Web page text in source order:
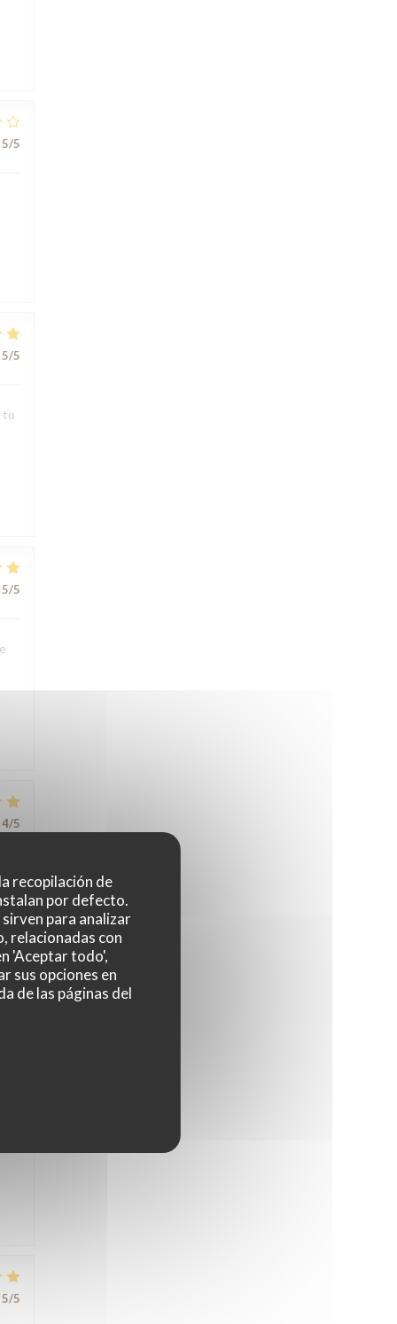
recopilación de
por defecto.
para analizar
relacionadas con
'Aceptar todo',
sus opciones en
de las páginas del
5/5
5/5
to
5/5
4/5
5/5
5/5